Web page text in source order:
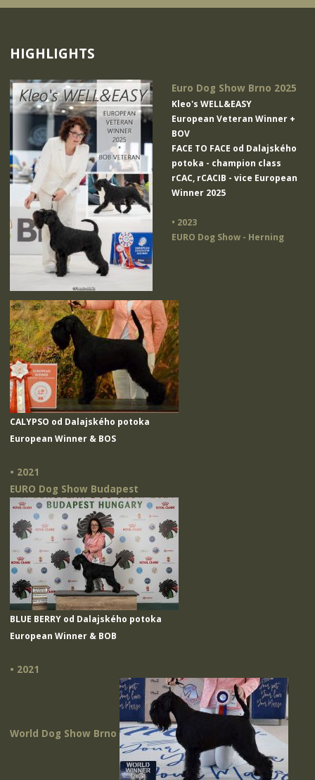
HIGHLIGHTS
Euro Dog Show Brno 2025
Kleo's WELL&EASY
European Veteran Winner +
BOV
FACE TO FACE od Dalajského
potoka - champion class
rCAC, rCACIB - vice European
Winner 2025
• 2023
EURO Dog Show - Herning
CALYPSO od Dalajského potoka
European Winner & BOS
• 2021
EURO Dog Show Budapest
BLUE BERRY od Dalajského potoka
European Winner & BOB
• 2021
World Dog Show Brno